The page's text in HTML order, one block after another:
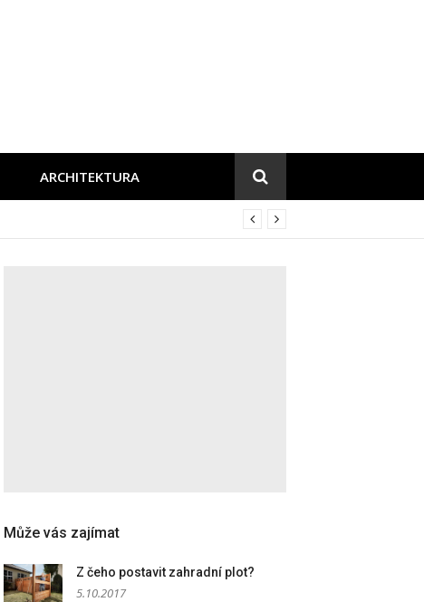
ARCHITEKTURA
Může vás zajímat
Z čeho postavit zahradní plot?
5.10.2017